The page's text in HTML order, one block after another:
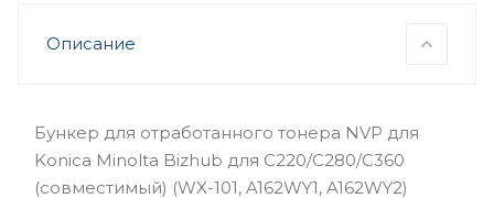
Описание
Бункер для отработанного тонера NVP для
Konica Minolta Bizhub для C220/C280/C360
(совместимый) (WX-101, A162WY1, A162WY2)